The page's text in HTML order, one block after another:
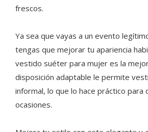
frescos.
Ya sea que vayas a un evento
tengas que mejorar tu apariencia
vestido suéter para mujer es la
disposición adaptable le permite
informal, lo que lo hace práctico para
ocasiones.